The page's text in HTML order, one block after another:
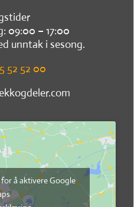
09:00 – 17:00
unntak i sesong.
52 52 00
å aktivere Google